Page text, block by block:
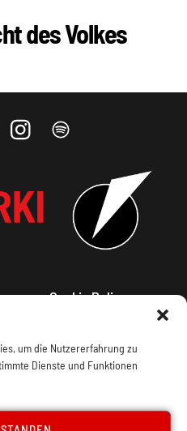
um die Nutzererfahrung zu
Dienste und Funktionen
des Volkes
Cookie Policy
Kontakt